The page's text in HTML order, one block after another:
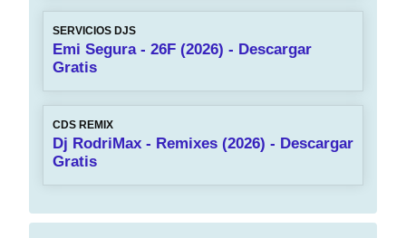
SERVICIOS DJS
Emi Segura - 26F (2026) - Descargar
Gratis
CDS REMIX
Dj RodriMax - Remixes (2026) - Descargar
Gratis